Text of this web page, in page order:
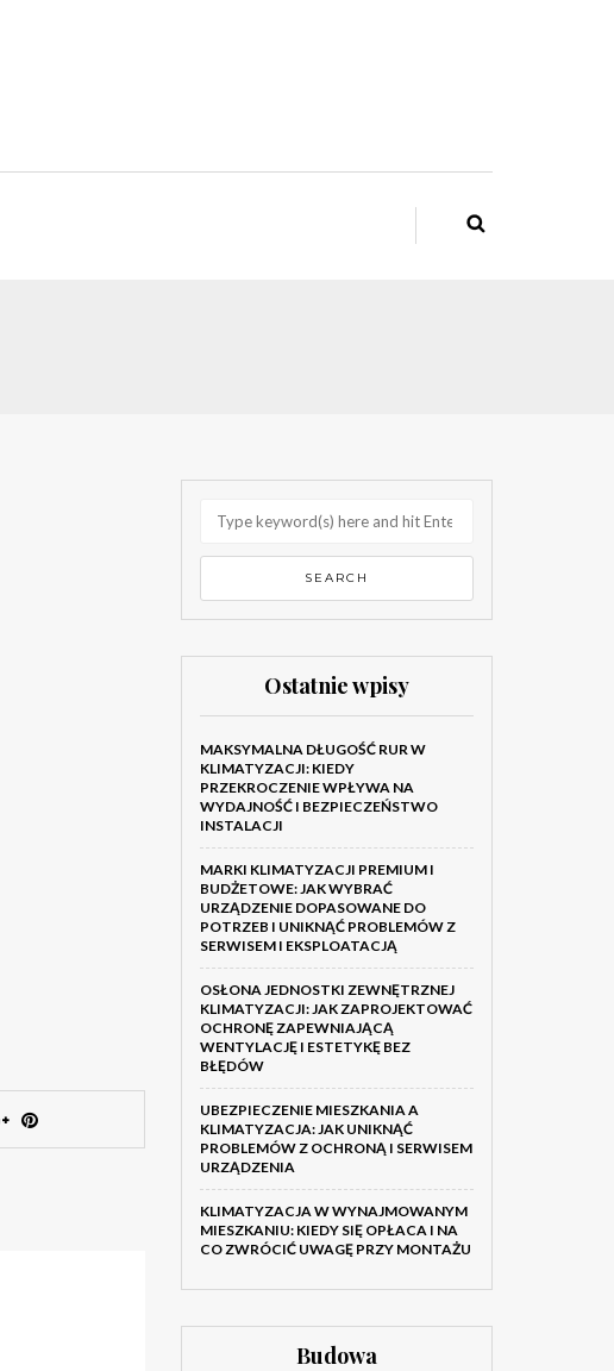
Ostatnie wpisy
MAKSYMALNA DŁUGOŚĆ RUR W
KLIMATYZACJI: KIEDY
PRZEKROCZENIE WPŁYWA NA
WYDAJNOŚĆ I BEZPIECZEŃSTWO
INSTALACJI
MARKI KLIMATYZACJI PREMIUM I
BUDŻETOWE: JAK WYBRAĆ
URZĄDZENIE DOPASOWANE DO
POTRZEB I UNIKNĄĆ PROBLEMÓW Z
SERWISEM I EKSPLOATACJĄ
OSŁONA JEDNOSTKI ZEWNĘTRZNEJ
KLIMATYZACJI: JAK ZAPROJEKTOWAĆ
OCHRONĘ ZAPEWNIAJĄCĄ
WENTYLACJĘ I ESTETYKĘ BEZ
BŁĘDÓW
UBEZPIECZENIE MIESZKANIA A
KLIMATYZACJA: JAK UNIKNĄĆ
PROBLEMÓW Z OCHRONĄ I SERWISEM
URZĄDZENIA
KLIMATYZACJA W WYNAJMOWANYM
MIESZKANIU: KIEDY SIĘ OPŁACA I NA
CO ZWRÓCIĆ UWAGĘ PRZY MONTAŻU
Budowa